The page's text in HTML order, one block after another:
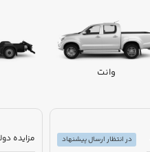
وانت
در انتظار ارسال پیشنهاد